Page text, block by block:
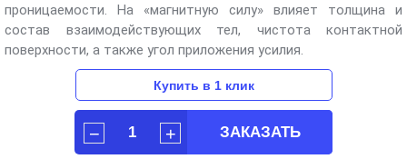
проницаемости. На «магнитную силу» влияет толщина и
состав взаимодействующих тел, чистота контактной
поверхности, а также угол приложения усилия.